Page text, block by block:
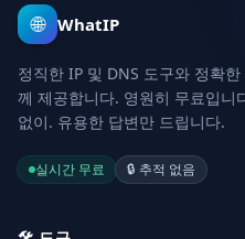
🌐 WhatIP
정직한 IP 및 DNS 도구와 정확
께 제공합니다. 영원히 무료입니
없이. 유용한 답변만 드립니다.
실시간 무료 🔒 추적 없음